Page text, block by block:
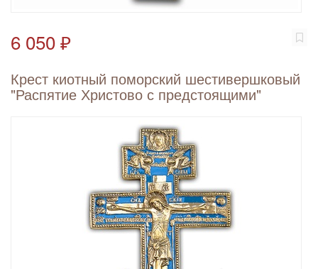
6 050 ₽
Крест киотный поморский шестивершковый
"Распятие Христово с предстоящими"